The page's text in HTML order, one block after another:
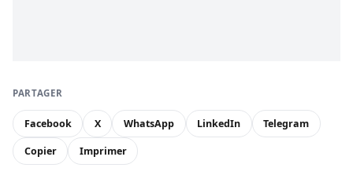
PARTAGER
Facebook X WhatsApp LinkedIn Telegram
Copier Imprimer